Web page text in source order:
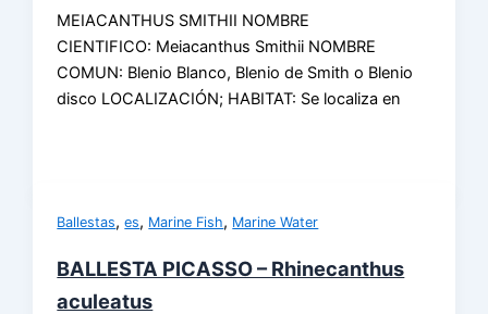
MEIACANTHUS SMITHII NOMBRE
CIENTIFICO: Meiacanthus Smithii NOMBRE
COMUN: Blenio Blanco, Blenio de Smith o Blenio
disco LOCALIZACIÓN; HABITAT: Se localiza en
Ballestas,es, Marine Fish, Marine Water
BALLESTA PICASSO – Rhinecanthus
aculeatus